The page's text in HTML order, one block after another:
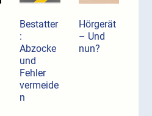
Bestatter
:
Abzocke
und
Fehler
vermeide
n
Hörgerät
– Und
nun?